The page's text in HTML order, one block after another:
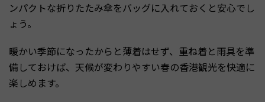
ンパクトな折りたたみ傘をバッグに入れておくと安心でし
ょう。
暖かい季節になったからと薄着はせず、重ね着と雨具を準
備しておけば、天候が変わりやすい春の香港観光を快適に
楽しめます。